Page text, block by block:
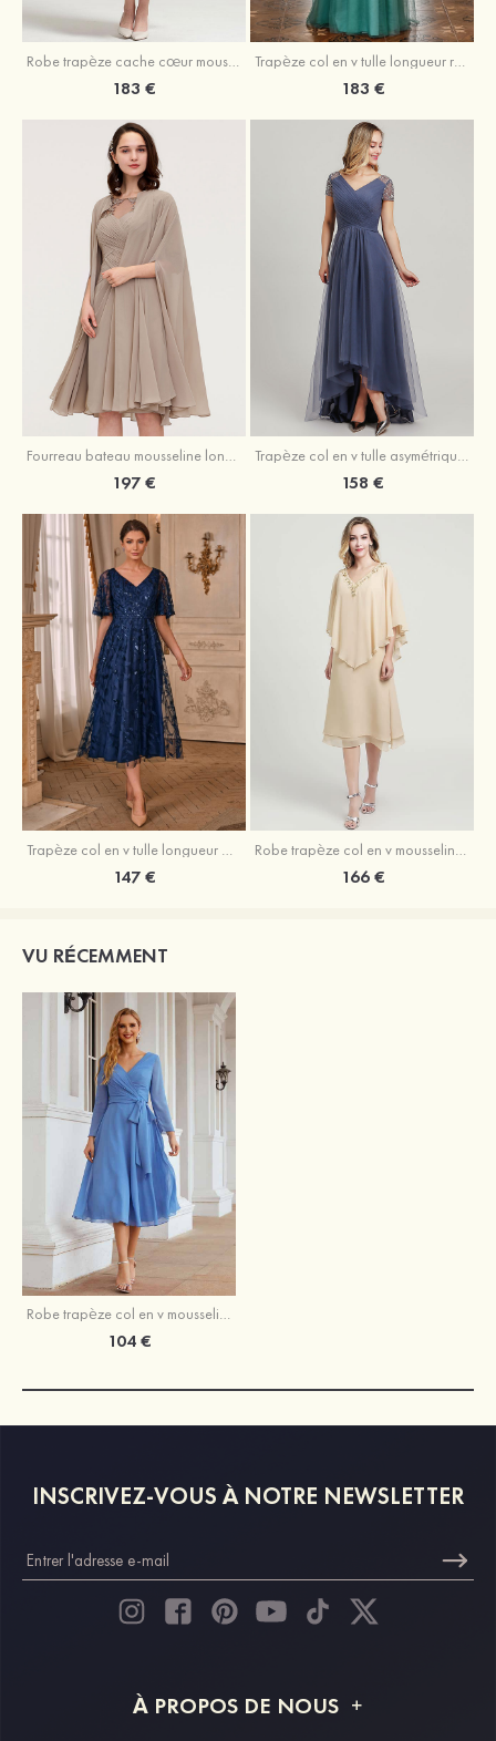
Robe trapèze cache cœur mousseline longueur mollet robe de mère de la mariée avec plissé veste
183 €
Trapèze col en v tulle longueur ras du sol robe de mère de la mariée avec perles paillettes
183 €
Fourreau bateau mousseline longueur genou robe de mère de la mariée avec appliqué plissé veste
197 €
Trapèze col en v tulle asymétrique robe de mère de la mariée
158 €
Trapèze col en v tulle longueur mollet robe de mère de la mariée avec appliqué paillettes ceinture
147 €
Robe trapèze col en v mousseline longueur mollet robe de mère de la mariée avec perle
166 €
VU RÉCEMMENT
Robe trapèze col en v mousseline longueur mollet robe de mère de la mariée avec plissé
104 €
INSCRIVEZ-VOUS À NOTRE NEWSLETTER
À PROPOS DE NOUS